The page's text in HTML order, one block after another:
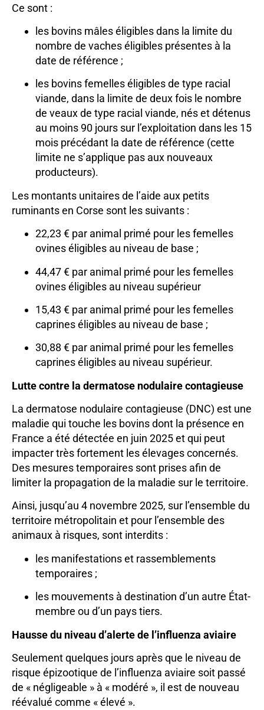
Ce sont :
les bovins mâles éligibles dans la limite du
nombre de vaches éligibles présentes à la
date de référence ;
les bovins femelles éligibles de type racial
viande, dans la limite de deux fois le nombre
de veaux de type racial viande, nés et détenus
au moins 90 jours sur l’exploitation dans les 15
mois précédant la date de référence (cette
limite ne s’applique pas aux nouveaux
producteurs).
Les montants unitaires de l’aide aux petits
ruminants en Corse sont les suivants :
22,23 € par animal primé pour les femelles
ovines éligibles au niveau de base ;
44,47 € par animal primé pour les femelles
ovines éligibles au niveau supérieur
15,43 € par animal primé pour les femelles
caprines éligibles au niveau de base ;
30,88 € par animal primé pour les femelles
caprines éligibles au niveau supérieur.
Lutte contre la dermatose nodulaire contagieuse
La dermatose nodulaire contagieuse (DNC) est une
maladie qui touche les bovins dont la présence en
France a été détectée en juin 2025 et qui peut
impacter très fortement les élevages concernés.
Des mesures temporaires sont prises afin de
limiter la propagation de la maladie sur le territoire.
Ainsi, jusqu’au 4 novembre 2025, sur l’ensemble du
territoire métropolitain et pour l’ensemble des
animaux à risques, sont interdits :
les manifestations et rassemblements
temporaires ;
les mouvements à destination d’un autre État-
membre ou d’un pays tiers.
Hausse du niveau d’alerte de l’influenza aviaire
Seulement quelques jours après que le niveau de
risque épizootique de l’influenza aviaire soit passé
de « négligeable » à « modéré », il est de nouveau
réévalué comme « élevé ».